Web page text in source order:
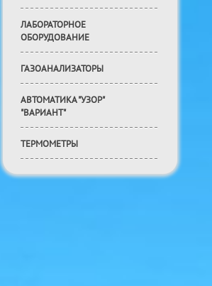
ЛАБОРАТОРНОЕ
ОБОРУДОВАНИЕ
ГАЗОАНАЛИЗАТОРЫ
АВТОМАТИКА "УЗОР"
"ВАРИАНТ"
ТЕРМОМЕТРЫ